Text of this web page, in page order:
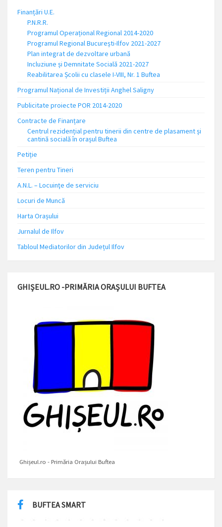
Finanțări U.E.
P.N.R.R.
Programul Operațional Regional 2014-2020
Programul Regional București-Ilfov 2021-2027
Plan integrat de dezvoltare urbană
Incluziune și Demnitate Socială 2021-2027
Reabilitarea Școlii cu clasele I-VIII, Nr. 1 Buftea
Programul Național de Investiții Anghel Saligny
Publicitate proiecte POR 2014-2020
Contracte de Finanțare
Centrul rezidențial pentru tinerii din centre de plasament și
cantină socială în orașul Buftea
Petiție
Teren pentru Tineri
A.N.L. – Locuinţe de serviciu
Locuri de Muncă
Harta Orașului
Jurnalul de Ilfov
Tabloul Mediatorilor din Județul Ilfov
GHIȘEUL.RO -PRIMĂRIA ORAȘULUI BUFTEA
Ghișeul.ro - Primăria Orașului Buftea
BUFTEA SMART